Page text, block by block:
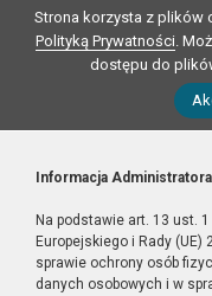
Strona korzysta z plików
Polityką Prywatności.
dostępu do
Informacja Administratora
Na podstawie art. 13 ust.
Europejskiego i Rady
sprawie ochrony osób
danych osobowych i w